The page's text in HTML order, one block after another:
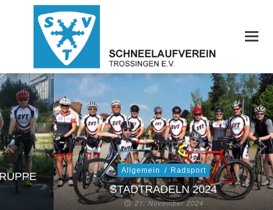
Allgemein / Radsport
STADTRADELN 2024
21. November 2024